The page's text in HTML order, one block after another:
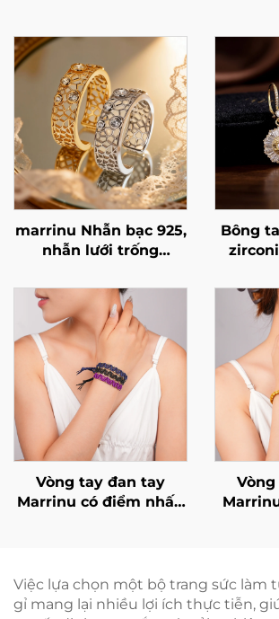
marrinu Nhẫn bạc 925,
nhẫn lưới trống
nhẫn cao cấp độc
quyền có thể tùy
chỉnh, BXRAG001
Bông
Vòng tay đan tay
Marrinu có điểm nhấn
Việc lựa chọn một bộ trang sức làm
gỉ mang lại nhiều lợi ích thực tiễn,